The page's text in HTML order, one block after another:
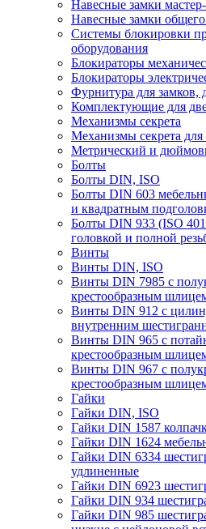
Навесные замки
Навесные замки общего
Системы блокировки
оборудования
Блокираторы
Блокираторы
Фурнитура для замков,
Комплектующие для
Механизмы секрета
Механизмы секрета для
Метрический и
Болты
Болты DIN, ISO
Болты DIN 603
и квадратным
Болты DIN 933 (ISO
головкой и полной
Винты
Винты DIN, ISO
Винты DIN 7985 с
крестообразным
Винты DIN 912 с
внутренним
Винты DIN 965 с
крестообразным
Винты DIN 967 с
крестообразным
Гайки
Гайки DIN, ISO
Гайки DIN 1587
Гайки DIN 1624
Гайки DIN 6334
удлиненные
Гайки DIN 6923
Гайки DIN 934
Гайки DIN 985